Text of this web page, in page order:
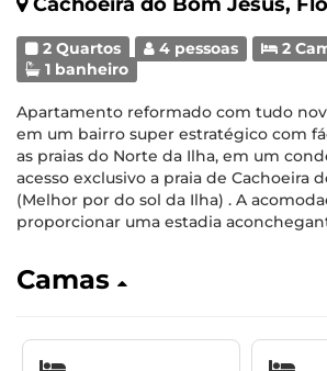
2 Quartos 4 pessoas
2
1 banheiro
Apartamento reformado com tudo
em um bairro super estratégico com
as praias do Norte da Ilha, em um
acesso exclusivo a praia de Cachoeira
(Melhor por do sol da Ilha) . A
proporcionar uma estadia
Camas